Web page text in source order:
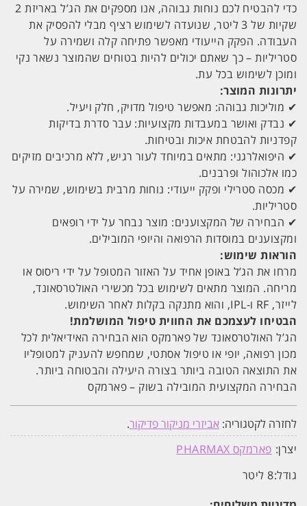
כדי להבטיח לכם נוחות גבוהה, אנו מספקים את הג’ל באריזת 2
שקיות של 3 ליטר, שנועדה לשימוש רציף מבלי להפסיק את
העבודה. הפקק הייעודי מאפשר פתיחה קלה ושמירה על
סטריליות – כך שאתם יכולים להיות בטוחים שהמוצר נשאר נקי
ומוכן לשימוש בכל עת.
יתרונות המוצר:
✔ מוליכות גבוהה: מאפשר טיפול מדויק, חלק ויעיל.
✔ נבדק ואושר במעבדות מקצועיות: עבר סדרת בדיקות
קפדניות להבטחת איכות ובטיחות.
✔ היפואלרגני: מתאים במיוחד לעור רגיש, ללא מרכיבים מזיקים
כמו אלכוהול ופרבנים.
✔ מכסה סטרילי ופקק ייעודי: נוחות מרבית בשימוש, שמירה על
סטריליות.
✔ הבחירה של המקצוענים: מוצר נבחר על ידי רופאים
ומקצוענים במוסדות הרפואה והיופי המובילים.
הוראות שימוש:
מרחו את הג’ל באופן אחיד על האזור המטופל על ידי ריסוס או
מריחה. המוצר מתאים לשימוש בכל מכשירי האולטרסאונד,
לייזר, RF ו-IPL, והוא מתנקה בקלות לאחר השימוש.
הבטיחו לעצמכם את החווית טיפול המושלמת!
הג’ל האולטרסאונד של פארמקס הוא הבחירה האידיאלית לכל
מכון רפואה, יופי או טיפול אסתטי, שמחפש להעניק למטופליו
את התוצאה הטובה ביותר בצורה היעילה והבטוחה ביותר.
הבחירה המקצועית המובילה בשוק – פארמקס
לחזרה לקטגוריה: אביזרי מניקור פדיקור.
יצרן: פארמקס PHARMAX
גודל:8 ליטר